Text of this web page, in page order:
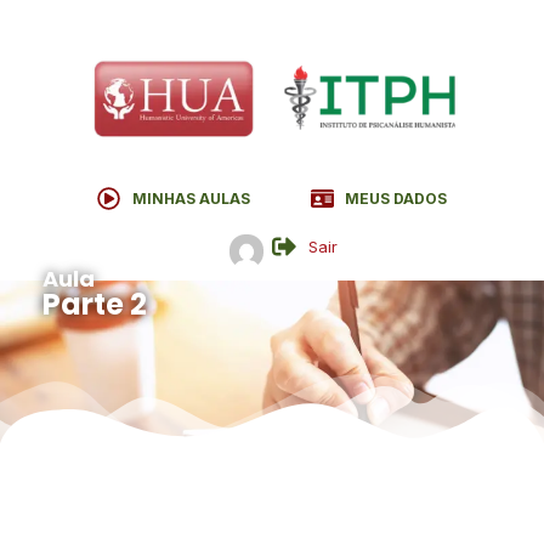
MINHAS AULAS MEUS DADOS
Sair
Aula
Parte 2